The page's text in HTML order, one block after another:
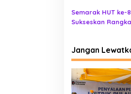
Semarak HUT ke-
Sukseskan
Jangan